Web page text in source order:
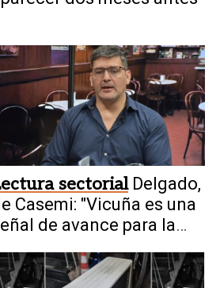
sectorial Delgado,
Casemi: "Vicuña es una
de avance para la